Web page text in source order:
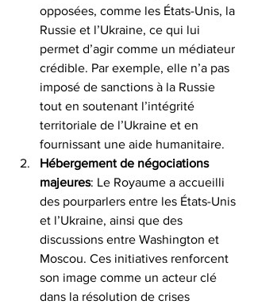
opposées, comme les États-Unis, la
Russie et l’Ukraine, ce qui lui
permet d’agir comme un médiateur
crédible. Par exemple, elle n’a pas
imposé de sanctions à la Russie
tout en soutenant l’intégrité
territoriale de l’Ukraine et en
fournissant une aide humanitaire.
Hébergement de négociations
majeures: Le Royaume a accueilli
des pourparlers entre les États-Unis
et l’Ukraine, ainsi que des
discussions entre Washington et
Moscou. Ces initiatives renforcent
son image comme un acteur clé
dans la résolution de crises